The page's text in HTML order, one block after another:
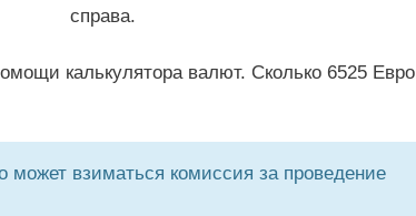
справа.
калькулятора валют. Сколько 6525 Евро
взиматься комиссия за проведение